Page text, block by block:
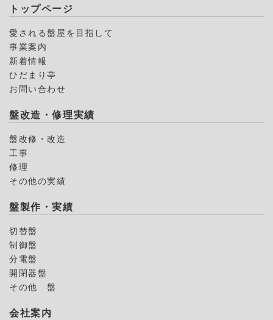
トップページ
愛される盤屋を目指して
事業案内
新着情報
ひだまり亭
お問い合わせ
盤改造・修理実績
盤改修・改造
工事
修理
その他の実績
盤製作・実績
切替盤
制御盤
分電盤
開閉器盤
その他 盤
会社案内